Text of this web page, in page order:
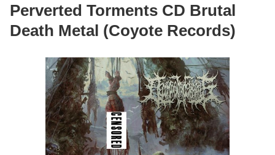
Perverted Torments CD Brutal
Death Metal (Coyote Records)